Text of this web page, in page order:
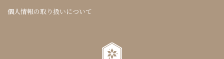
個人情報の取り扱いについて